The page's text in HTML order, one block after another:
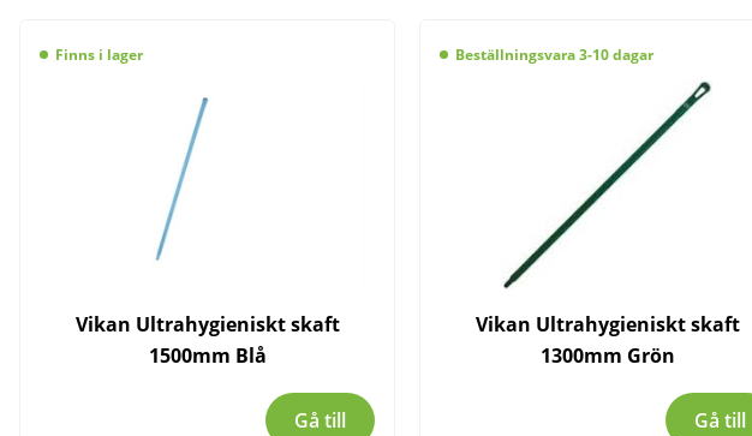
Finns i lager
Vikan Ultrahygieniskt skaft
1500mm Blå
Gå till
Beställningsvara 3-10 dagar
Vikan Ultrahygieniskt skaft
1300mm Grön
Gå till